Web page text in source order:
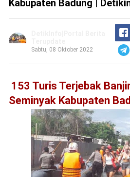
Kabupaten Badung |
Sabtu, 08 Oktober 2022
153 Turis Terjebak
Seminyak Kabupaten